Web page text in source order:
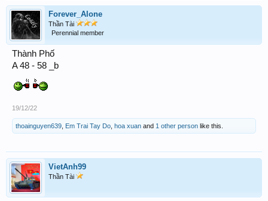
Forever_Alone
Thần Tài
Perennial member
Thành Phố
A 48 - 58 _b
19/12/22
thoainguyen639 Em Trai Tay Do hoa xuan and 1 other person like this.
VietAnh99
Thần Tài